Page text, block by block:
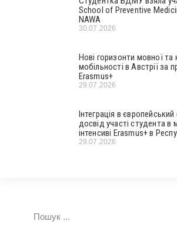
School of Preventive
NAWA
30.07.2026
Нові горизонти мовної та
мобільності в Австрії за
Erasmus+
29.07.2026
Інтеграція в європейський
досвід участі студента в
інтенсиві Erasmus+ в
29.07.2026